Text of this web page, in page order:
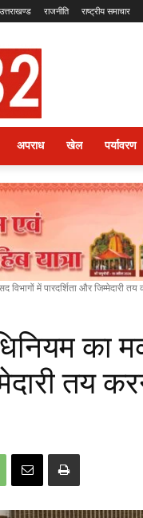
उत्तराखण्ड राजनीति राष्ट्रीय समाचार
अपराध खेल पर्यावरण
में पारदर्शिता और जिम्मेदारी तय
का
तय